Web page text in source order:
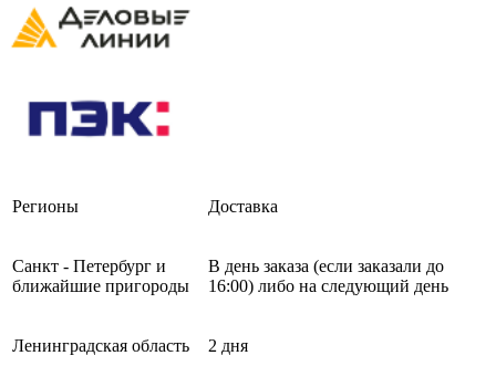
Регионы Доставка
Санкт - Петербург и
ближайшие пригороды
В день заказа (если заказали до
16:00) либо на следующий день
Ленинградская область 2 дня